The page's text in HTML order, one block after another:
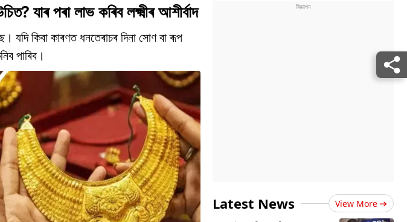
পৰা লাভ কৰিব লক্ষ্মীৰ আশীৰ্বাদ
কিবা কাৰণত ধনতেৰাচৰ দিনা সোণ বা ৰূপ
পাৰিব।
Latest News View More